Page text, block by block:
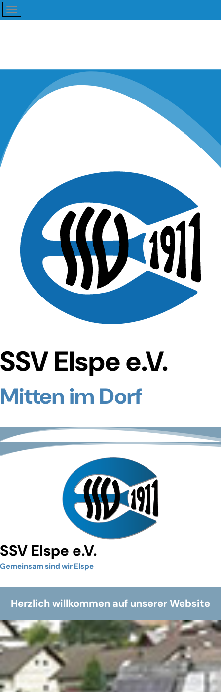
SSV Elspe e.V.
Mitten im Dorf
SSV Elspe e.V.
Gemeinsam sind wir Elspe
Herzlich willkommen auf unserer Website